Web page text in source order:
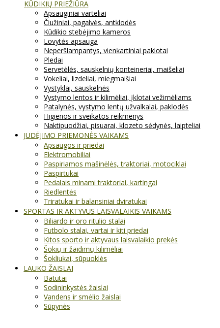
KŪDIKIŲ PRIEŽIŪRA
Apsauginiai varteliai
Čiužiniai, pagalvės, antklodės
Kūdikio stebėjimo kameros
Lovytės apsauga
Neperšlampantys, vienkartiniai paklotai
Pledai
Servetėlės, sauskelnių konteineriai, maišeliai
Vokeliai, lizdeliai, miegmaišiai
Vystyklai, sauskelnės
Vystymo lentos ir kilimėliai, įklotai vežimėliams
Patalynės, vystymo lentų užvalkalai, paklodės
Higienos ir sveikatos reikmenys
Naktipuodžiai, pisuarai, klozeto sėdynės, laipteliai
JUDĖJIMO PRIEMONĖS VAIKAMS
Apsaugos ir priedai
Elektromobiliai
Paspiriamos mašinėlės, traktoriai, motociklai
Paspirtukai
Pedalais minami traktoriai, kartingai
Riedlentės
Triratukai ir balansiniai dviratukai
SPORTAS IR AKTYVUS LAISVALAIKIS VAIKAMS
Biliardo ir oro ritulio stalai
Futbolo stalai, vartai ir kiti priedai
Kitos sporto ir aktyvaus laisvalaikio prekės
Šokių ir žaidimų kilimėliai
Šokliukai, sūpuoklės
LAUKO ŽAISLAI
Batutai
Sodininkystės žaislai
Vandens ir smėlio žaislai
Sūpynės